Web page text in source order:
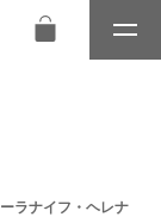
メ
ニ
ラナイフ・ヘレナ